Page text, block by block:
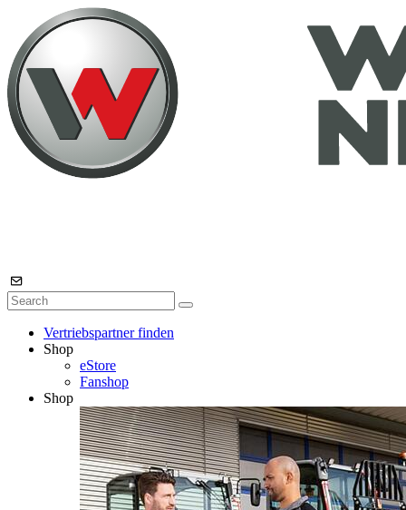
Vertriebspartner finden
Shop
eStore
Fanshop
Shop